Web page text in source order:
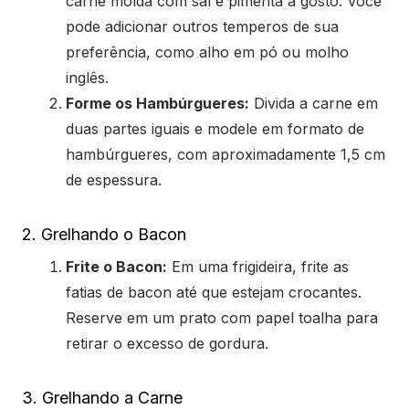
pode adicionar outros temperos de sua
preferência, como alho em pó ou molho
inglês.
Forme os Hambúrgueres: Divida a carne em
duas partes iguais e modele em formato de
hambúrgueres, com aproximadamente 1,5 cm
de espessura.
2. Grelhando o Bacon
Frite o Bacon: Em uma frigideira, frite as
fatias de bacon até que estejam crocantes.
Reserve em um prato com papel toalha para
retirar o excesso de gordura.
3. Grelhando a Carne